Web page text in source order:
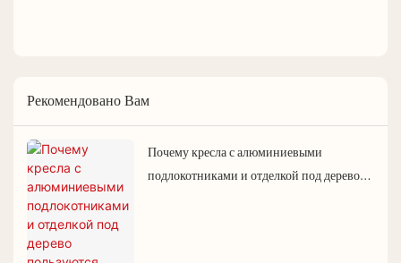
Рекомендовано Вам
Почему кресла с алюминиевыми
подлокотниками и отделкой под дерево